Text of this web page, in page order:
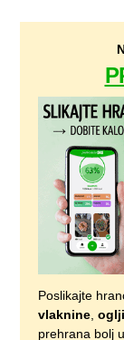
Poslikajte
vlaknine,
prehrana bolj